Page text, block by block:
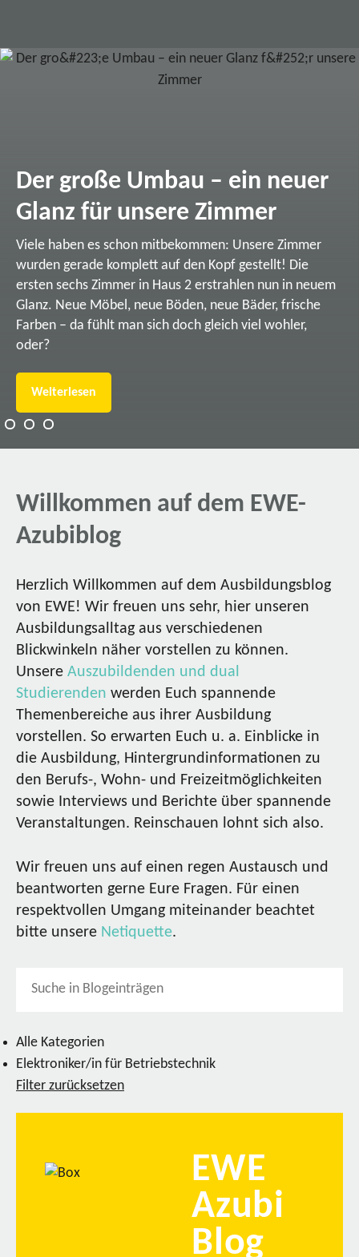
Der große Umbau – ein neuer
Glanz für unsere Zimmer
Viele haben es schon mitbekommen: Unsere Zimmer
wurden gerade komplett auf den Kopf gestellt! Die
ersten sechs Zimmer in Haus 2 erstrahlen nun in neuem
Glanz. Neue Möbel, neue Böden, neue Bäder, frische
Farben – da fühlt man sich doch gleich viel wohler,
oder?
Weiterlesen
Willkommen auf dem EWE-
Azubiblog
Herzlich Willkommen auf dem Ausbildungsblog
von EWE! Wir freuen uns sehr, hier unseren
Ausbildungsalltag aus verschiedenen
Blickwinkeln näher vorstellen zu können.
Unsere Auszubildenden und dual
Studierenden werden Euch spannende
Themenbereiche aus ihrer Ausbildung
vorstellen. So erwarten Euch u. a. Einblicke in
die Ausbildung, Hintergrundinformationen zu
den Berufs-, Wohn- und Freizeitmöglichkeiten
sowie Interviews und Berichte über spannende
Veranstaltungen. Reinschauen lohnt sich also.
Wir freuen uns auf einen regen Austausch und
beantworten gerne Eure Fragen. Für einen
respektvollen Umgang miteinander beachtet
bitte unsere Netiquette.
Alle Kategorien
Elektroniker/in für Betriebstechnik
Filter zurücksetzen
EWE
Azubi
Blog